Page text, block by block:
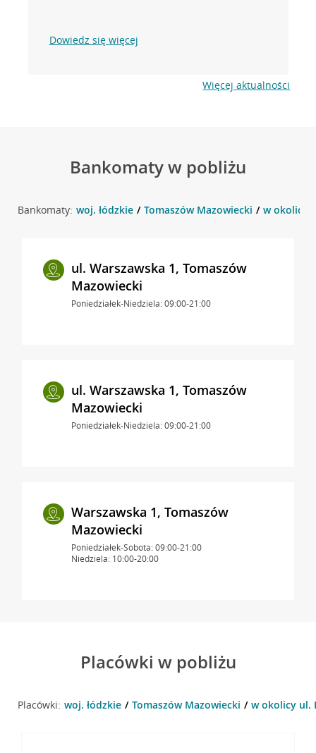
Dowiedz się więcej
Więcej aktualności
Bankomaty w pobliżu
Bankomaty: woj. łódzkie Tomaszów Mazowiecki w okolicy
ul. Warszawska 1, Tomaszów
Mazowiecki
Poniedziałek-Niedziela: 09:00-21:00
ul. Warszawska 1, Tomaszów
Mazowiecki
Poniedziałek-Niedziela: 09:00-21:00
Warszawska 1, Tomaszów
Mazowiecki
Poniedziałek-Sobota: 09:00-21:00
Niedziela: 10:00-20:00
Placówki w pobliżu
Placówki: woj. łódzkie Tomaszów Mazowiecki w okolicy ul.